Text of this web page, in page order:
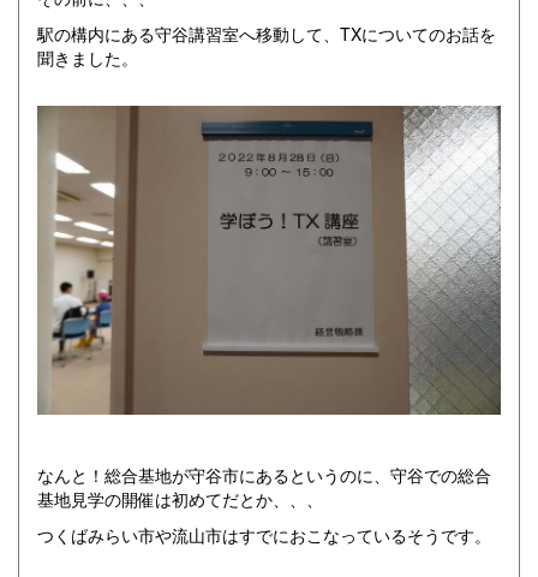
駅の構内にある守谷講習室へ移動して、TXについてのお話を
聞きました。
なんと！総合基地が守谷市にあるというのに、守谷での総合
基地見学の開催は初めてだとか、、、
つくばみらい市や流山市はすでにおこなっているそうです。